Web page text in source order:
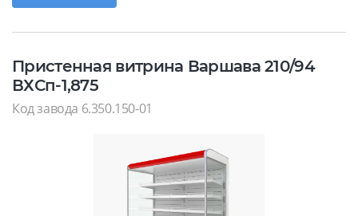
Пристенная витрина Варшава 210/94
ВХСп-1,875
Код завода 6.350.150-01